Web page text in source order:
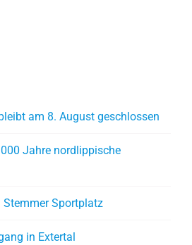
am 8. August geschlossen
Jahre nordlippische
Sportplatz
in Extertal